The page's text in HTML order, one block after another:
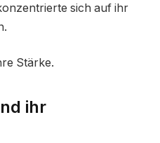
sich auf ihr
Stärke.
ihr